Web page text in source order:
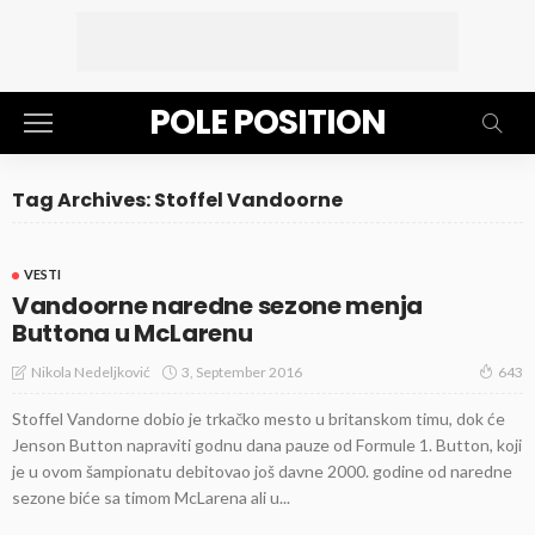
POLE POSITION
Tag Archives: Stoffel Vandoorne
VESTI
Vandoorne naredne sezone menja
Buttona u McLarenu
Nikola Nedeljković 3, September 2016 643
Stoffel Vandorne dobio je trkačko mesto u britanskom timu, dok će
Jenson Button napraviti godnu dana pauze od Formule 1. Button, koji
je u ovom šampionatu debitovao još davne 2000. godine od naredne
sezone biće sa timom McLarena ali u...